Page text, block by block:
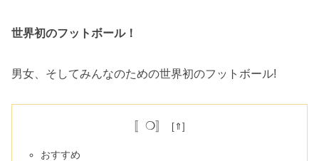
世界初のフットボール！
男女、そしてみんなのための世界初のフットボール!
〚❍〛
おすすめ